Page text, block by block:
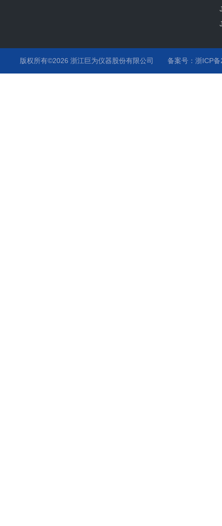
版权所有©2026 浙江巨为仪器股份有限公司 备案号：浙ICP